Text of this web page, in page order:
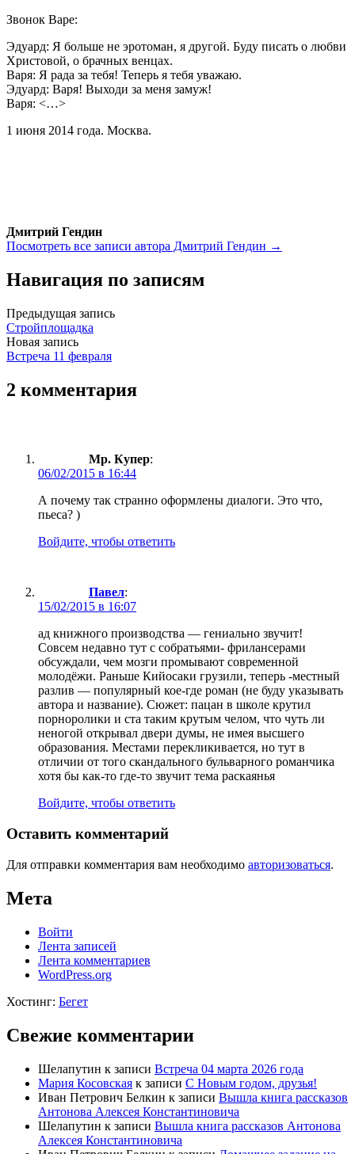
Звонок Варе:
Эдуард: Я больше не эротоман, я другой. Буду писать о любви
Христовой, о брачных венцах.
Варя: Я рада за тебя! Теперь я тебя уважаю.
Эдуард: Варя! Выходи за меня замуж!
Варя: <…>
1 июня 2014 года. Москва.
Дмитрий Гендин
Посмотреть все записи автора Дмитрий Гендин →
Навигация по записям
Предыдущая запись
Стройплощадка
Новая запись
Встреча 11 февраля
2 комментария
Мр. Купер:
06/02/2015 в 16:44
А почему так странно оформлены диалоги. Это что,
пьеса? )
Войдите, чтобы ответить
Павел:
15/02/2015 в 16:07
ад книжного производства — гениально звучит!
Совсем недавно тут с собратьями- фрилансерами
обсуждали, чем мозги промывают современной
молодёжи. Раньше Кийосаки грузили, теперь -местный
разлив — популярный кое-где роман (не буду указывать
автора и название). Сюжет: пацан в школе крутил
порноролики и ста таким крутым челом, что чуть ли
неногой открывал двери думы, не имея высшего
образования. Местами перекликивается, но тут в
отличии от того скандального бульварного романчика
хотя бы как-то где-то звучит тема раскаянья
Войдите, чтобы ответить
Оставить комментарий
Для отправки комментария вам необходимо авторизоваться.
Мета
Войти
Лента записей
Лента комментариев
WordPress.org
Хостинг: Бегет
Свежие комментарии
Шелапутин к записи Встреча 04 марта 2026 года
Мария Косовская к записи С Новым годом, друзья!
Иван Петрович Белкин к записи Вышла книга рассказов
Антонова Алексея Константиновича
Шелапутин к записи Вышла книга рассказов Антонова
Алексея Константиновича